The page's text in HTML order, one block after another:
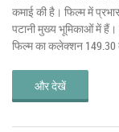
कमाई की है। फिल्म में
पटानी मुख्य भूमिकाओं में
फिल्म का कलेक्शन
और देखें